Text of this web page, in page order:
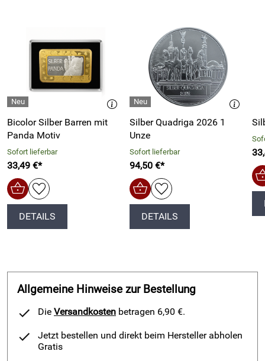
Bicolor Silber Barren mit
Panda Motiv
Sofort lieferbar
33,49 €*
DETAILS
Silber Quadriga 2026 1
Unze
Sofort lieferbar
94,50 €*
DETAILS
Allgemeine Hinweise zur Bestellung
Die Versandkosten betragen 6,90 €.
Jetzt bestellen und direkt beim Hersteller abholen
Gratis